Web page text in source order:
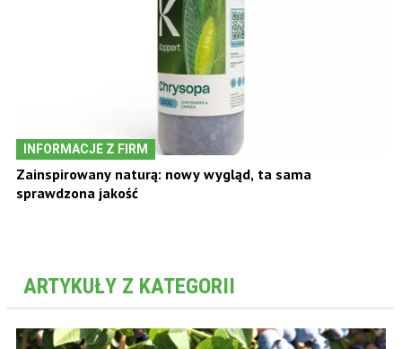
INFORMACJE Z FIRM
Zainspirowany naturą: nowy wygląd, ta sama
sprawdzona jakość
ARTYKUŁY Z KATEGORII